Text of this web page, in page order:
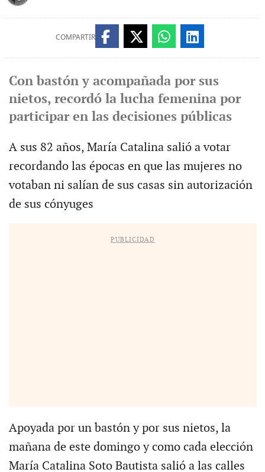
COMPARTIR
Con bastón y acompañada por sus
nietos, recordó la lucha femenina por
participar en las decisiones públicas
A sus 82 años, María Catalina salió a votar
recordando las épocas en que las mujeres no
votaban ni salían de sus casas sin autorización
de sus cónyuges
PUBLICIDAD
Apoyada por un bastón y por sus nietos, la
mañana de este domingo y como cada elección
María Catalina Soto Bautista salió a las calles